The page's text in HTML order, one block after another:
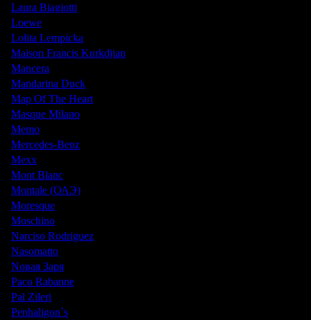
Laura Biagiotti
Loewe
Lolita Lempicka
Maison Francis Kurkdjian
Mancera
Mandarina Duck
Map Of The Heart
Masque Milano
Memo
Mercedes-Benz
Mexx
Mont Blanc
Montale (ОАЭ)
Moresque
Moschino
Narciso Rodriguez
Nasomatto
Nовая Заря
Paco Rabanne
Pal Zileri
Penhaligon`s